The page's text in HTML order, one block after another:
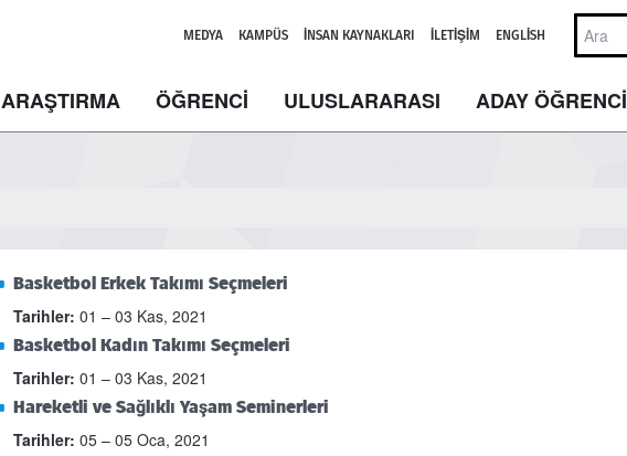
MEDYA KAMPÜS İNSAN KAYNAKLARI İLETIŞIM ENGLISH
ARAŞTIRMA ÖĞRENCİ ULUSLARARASI ADAY ÖĞRENCİ
Basketbol Erkek Takımı Seçmeleri
Tarihler: 01 – 03 Kas, 2021
Basketbol Kadın Takımı Seçmeleri
Tarihler: 01 – 03 Kas, 2021
Hareketli ve Sağlıklı Yaşam Seminerleri
Tarihler: 05 – 05 Oca, 2021